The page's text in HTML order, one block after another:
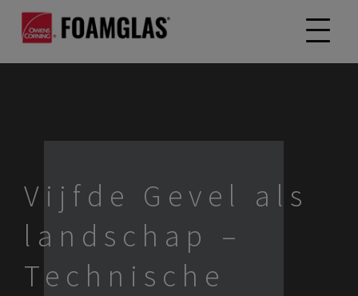
Vijfde Gevel als
landschap –
Technische